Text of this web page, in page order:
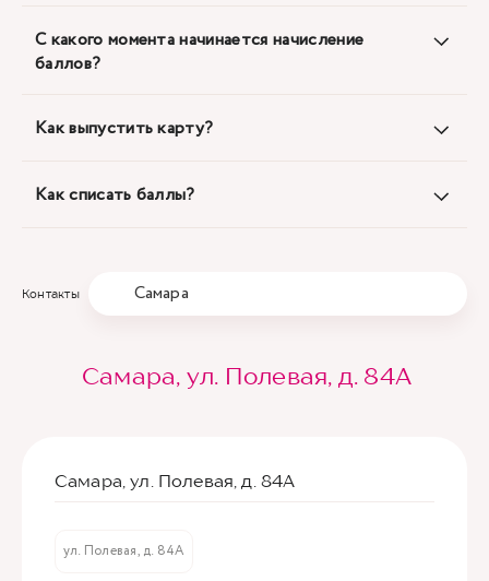
С какого момента начинается начисление
баллов?
Как выпустить карту?
Как списать баллы?
Контакты Самара
Самара, ул. Полевая, д. 84А
Самара, ул. Полевая, д. 84А
ул. Полевая, д. 84А